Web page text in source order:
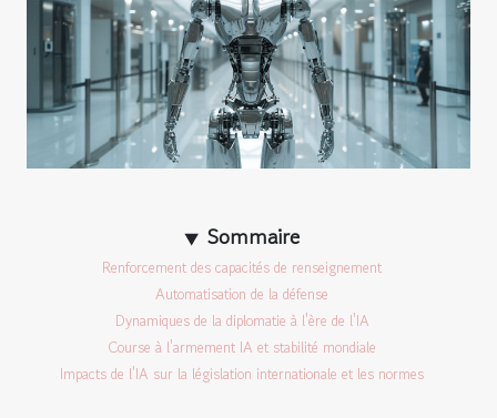
Sommaire
Renforcement des capacités de renseignement
Automatisation de la défense
Dynamiques de la diplomatie à l'ère de l'IA
Course à l'armement IA et stabilité mondiale
Impacts de l'IA sur la législation internationale et les normes